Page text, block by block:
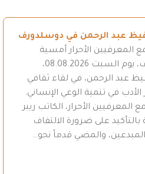
عبد الرحمن في دوسلدورف
الأحرار أمسية
شعرية في مدينة دوسلدورف، يوم السبت 08.08.2026،
عبد الرحمن، في لقاء ثقافي
في تنمية الوعي الإنساني.
المعرفيين الأحرار، الكاتب ريبر
على ضرورة الالتفاف
والمضي قدماً نحو…